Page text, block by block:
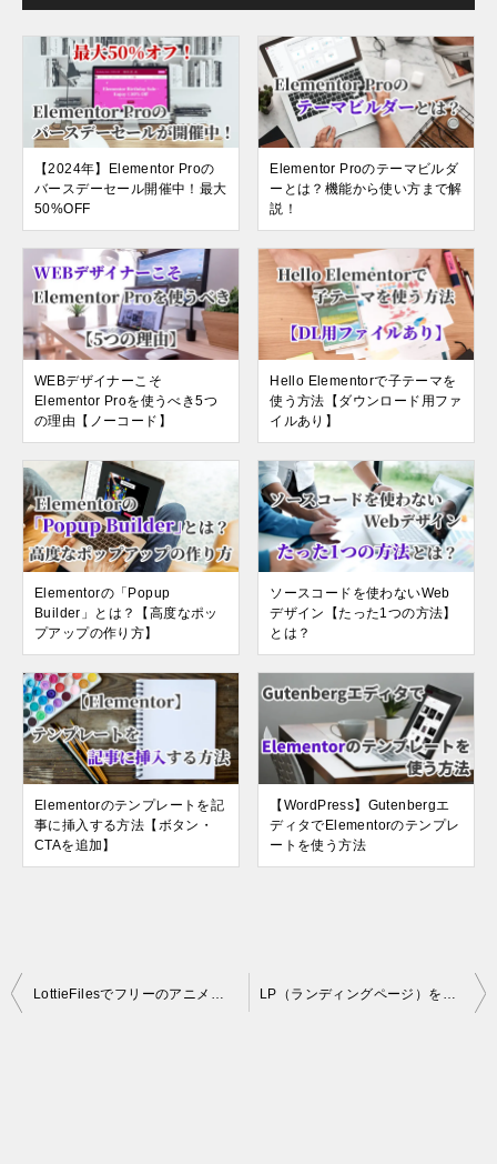
【2024年】Elementor Proの
バースデーセール開催中！最大
50%OFF
Elementor Proのテーマビルダ
ーとは？機能から使い方まで解
説！
WEBデザイナーこそ
Elementor Proを使うべき5つ
の理由【ノーコード】
Hello Elementorで子テーマを
使う方法【ダウンロード用ファ
イルあり】
Elementorの「Popup
Builder」とは？【高度なポッ
プアップの作り方】
ソースコードを使わないWeb
デザイン【たった1つの方法】
とは？
Elementorのテンプレートを記
事に挿入する方法【ボタン・
CTAを追加】
【WordPress】Gutenbergエ
ディタでElementorのテンプレ
ートを使う方法
投
LottieFilesでフリーのアニメーション素材をダウンロードする方法 LP（ランディングページ）を作成できるおすすめプラグイン3選